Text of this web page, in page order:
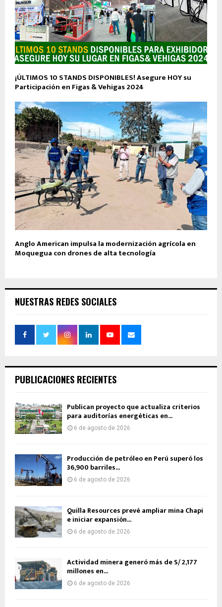
¡ÚLTIMOS 10 STANDS DISPONIBLES! Asegure HOY su
Participación en Figas & Vehigas 2024
Anglo American impulsa la modernización agrícola en
Moquegua con drones de alta tecnología
NUESTRAS REDES SOCIALES
PUBLICACIONES RECIENTES
Publican proyecto que actualiza criterios
para auditorías energéticas en...
6 de agosto de 2026
Producción de petróleo en Perú superó los
36,900 barriles...
6 de agosto de 2026
Quilla Resources prevé ampliar mina Chapi
e iniciar expansión...
6 de agosto de 2026
Actividad minera generó más de S/ 2,177
millones en...
6 de agosto de 2026